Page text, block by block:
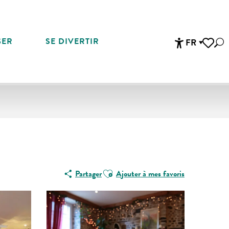
FR
SE DIVERTIR
PartagerAjouter aux favoris
Ajouter à mes favoris